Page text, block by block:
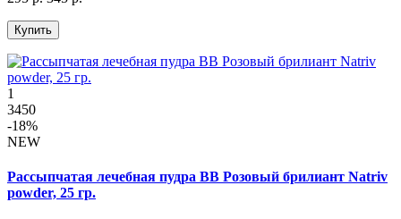
Купить
1
3450
-18%
NEW
Рассыпчатая лечебная пудра BB Розовый брилиант Natriv
powder, 25 гр.